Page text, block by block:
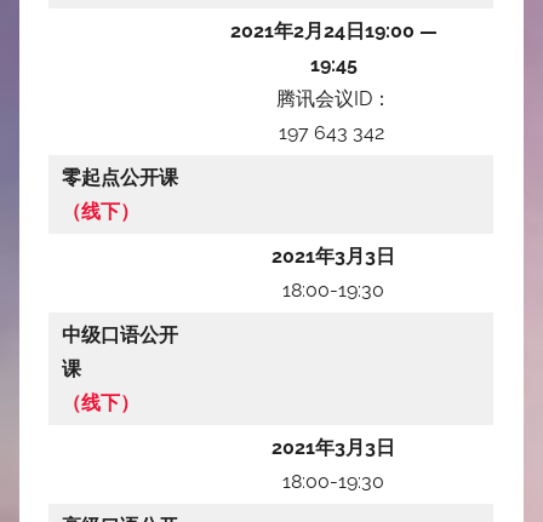
2021年2月24日19:00 —
19:45
腾讯会议ID：
197 643 342
零起点公开课
（线下）
2021年3月3日
18:00-19:30
中级口语公开
课
（线下）
2021年3月3日
18:00-19:30